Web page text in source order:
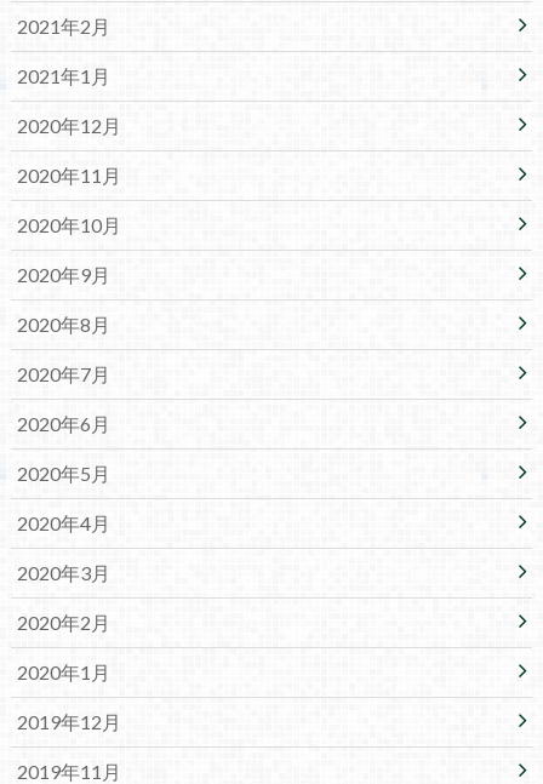
2021年2月
2021年1月
2020年12月
2020年11月
2020年10月
2020年9月
2020年8月
2020年7月
2020年6月
2020年5月
2020年4月
2020年3月
2020年2月
2020年1月
2019年12月
2019年11月